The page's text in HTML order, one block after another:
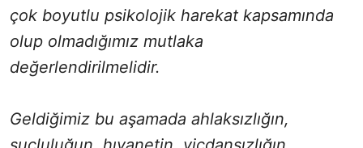
çok boyutlu psikolojik harekat kapsamında
olup olmadığımız mutlaka
değerlendirilmelidir.
Geldiğimiz bu aşamada ahlaksızlığın,